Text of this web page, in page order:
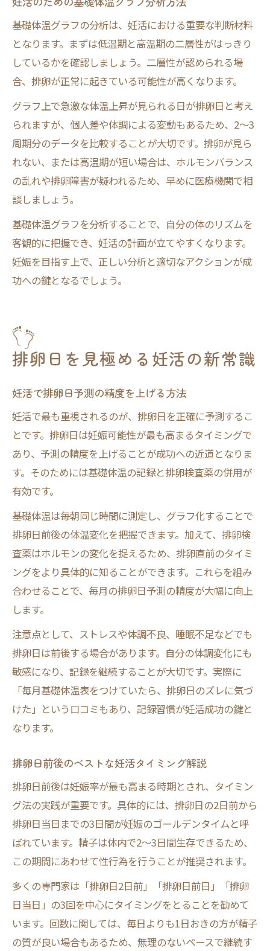
基礎体温グラフの分析は、妊活における重要な判断材料
となります。まずは低温期と高温期の二層性がはっきり
しているかを確認しましょう。二層性が認められる場
合、排卵が正常に起きている可能性が高くなります。
グラフ上で急激な体温上昇が見られる日が排卵日と考え
られますが、個人差や体調による変動もあるため、2～3
周期分のデータを比較することが大切です。排卵が見ら
れない、または高温期が短い場合は、ホルモンバランス
の乱れや排卵障害が疑われるため、早めに医療機関で相
談しましょう。
基礎体温グラフを分析することで、自分の体のリズムを
客観的に把握でき、妊活の計画が立てやすくなります。
妊娠を目指す上で、正しい分析と適切なアクションが成
功への鍵となるでしょう。
排卵日を見極める妊活の新常識
妊活で排卵日予測の精度を上げる方法
妊活で最も重視されるのが、排卵日を正確に予測するこ
とです。排卵日は妊娠可能性が最も高まるタイミングで
あり、予測の精度を上げることが成功への近道となりま
す。そのためには基礎体温の記録と排卵検査薬の併用が
有効です。
基礎体温は毎朝同じ時間に測定し、グラフ化することで
排卵日前後の体温変化を把握できます。加えて、排卵検
査薬はホルモンの変化を捉えるため、排卵直前のタイミ
ングをより具体的に知ることができます。これらを組み
合わせることで、毎月の排卵日予測の精度が大幅に向上
します。
注意点として、ストレスや体調不良、睡眠不足などでも
排卵日は前後する場合があります。自分の体調変化にも
敏感になり、記録を継続することが大切です。実際に
「毎月基礎体温表をつけていたら、排卵日のズレに気づ
けた」という口コミもあり、記録習慣が妊活成功の鍵と
なります。
排卵日前後のベストな妊活タイミング解説
排卵日前後は妊娠率が最も高まる時期とされ、タイミン
グ法の実践が重要です。具体的には、排卵日の2日前から
排卵日当日までの3日間が妊娠のゴールデンタイムと呼
ばれています。精子は体内で2～3日間生存できるため、
この期間にあわせて性行為を行うことが推奨されます。
多くの専門家は「排卵日2日前」「排卵日前日」「排卵
日当日」の3回を中心にタイミングをとることを勧めて
います。回数に関しては、毎日よりも1日おきの方が精子
の質が良い場合もあるため、無理のないペースで継続す